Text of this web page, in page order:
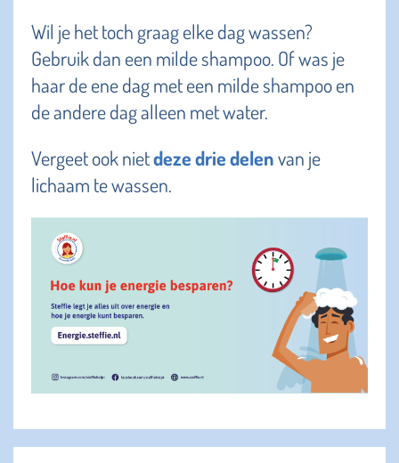
Wil je het toch graag elke dag wassen?
Gebruik dan een milde shampoo. Of was je
haar de ene dag met een milde shampoo en
de andere dag alleen met water.
Vergeet ook nietdeze drie delenvan je
lichaam te wassen.